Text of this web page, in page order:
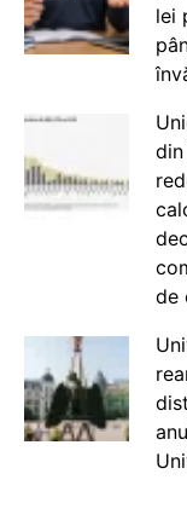
lei
din
de